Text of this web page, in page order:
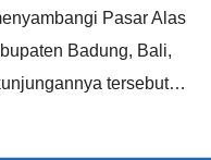
Pasar Alas
Badung, Bali,
tersebut…